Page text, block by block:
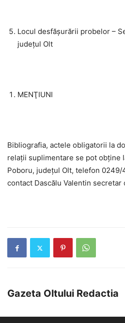
Locul desfăşurării probelor –
județul Olt
MENŢIUNI
Bibliografia, actele obligatorii la
relaţii suplimentare se pot obţine
Poboru, județul Olt, telefon
contact Dascălu Valentin secretar
Gazeta Oltului Redactia